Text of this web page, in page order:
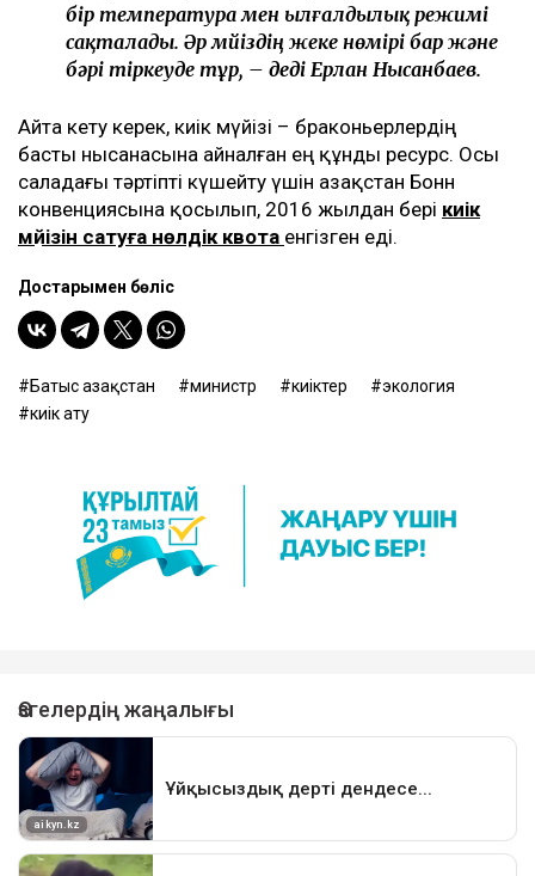
бір температура мен ылғалдылық режимі
сақталады. Әр мүйіздің жеке нөмірі бар және
бәрі тіркеуде тұр, – деді Ерлан Нысанбаев.
Айта кету керек, киік мүйізі – браконьерлердің
басты нысанасына айналған ең құнды ресурс. Осы
саладағы тәртіпті күшейту үшін Қазақстан Бонн
конвенциясына қосылып, 2016 жылдан бері киік
мүйізін сатуға нөлдік квота енгізген еді.
Достарыңмен бөліс
Батыс Қазақстан министр киіктер
экология
киік ату